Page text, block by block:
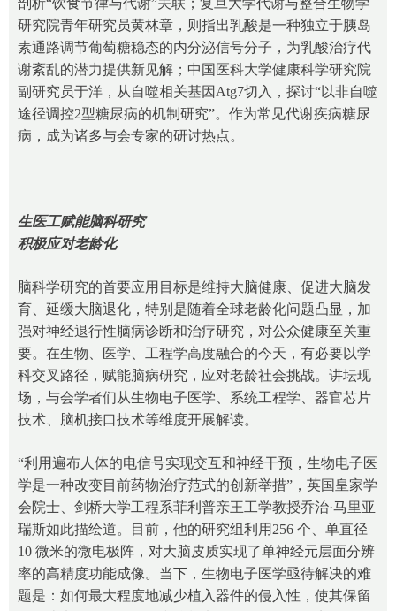
剖析“饮食节律与代谢”关联；复旦大学代谢与整合生物学
研究院青年研究员黄林章，则指出乳酸是一种独立于胰岛
素通路调节葡萄糖稳态的内分泌信号分子，为乳酸治疗代
谢紊乱的潜力提供新见解；中国医科大学健康科学研究院
副研究员于洋，从自噬相关基因Atg7切入，探讨“以非自噬
途径调控2型糖尿病的机制研究”。作为常见代谢疾病糖尿
病，成为诸多与会专家的研讨热点。
生医工赋能脑科研究
积极应对老龄化
脑科学研究的首要应用目标是维持大脑健康、促进大脑发
育、延缓大脑退化，特别是随着全球老龄化问题凸显，加
强对神经退行性脑病诊断和治疗研究，对公众健康至关重
要。在生物、医学、工程学高度融合的今天，有必要以学
科交叉路径，赋能脑病研究，应对老龄社会挑战。讲坛现
场，与会学者们从生物电子医学、系统工程学、器官芯片
技术、脑机接口技术等维度开展解读。
“利用遍布人体的电信号实现交互和神经干预，生物电子医
学是一种改变目前药物治疗范式的创新举措”，英国皇家学
会院士、剑桥大学工程系菲利普亲王工学教授乔治·马里亚
瑞斯如此描绘道。目前，他的研究组利用256 个、单直径
10 微米的微电极阵，对大脑皮质实现了单神经元层面分辨
率的高精度功能成像。当下，生物电子医学亟待解决的难
题是：如何最大程度地减少植入器件的侵入性，使其保留